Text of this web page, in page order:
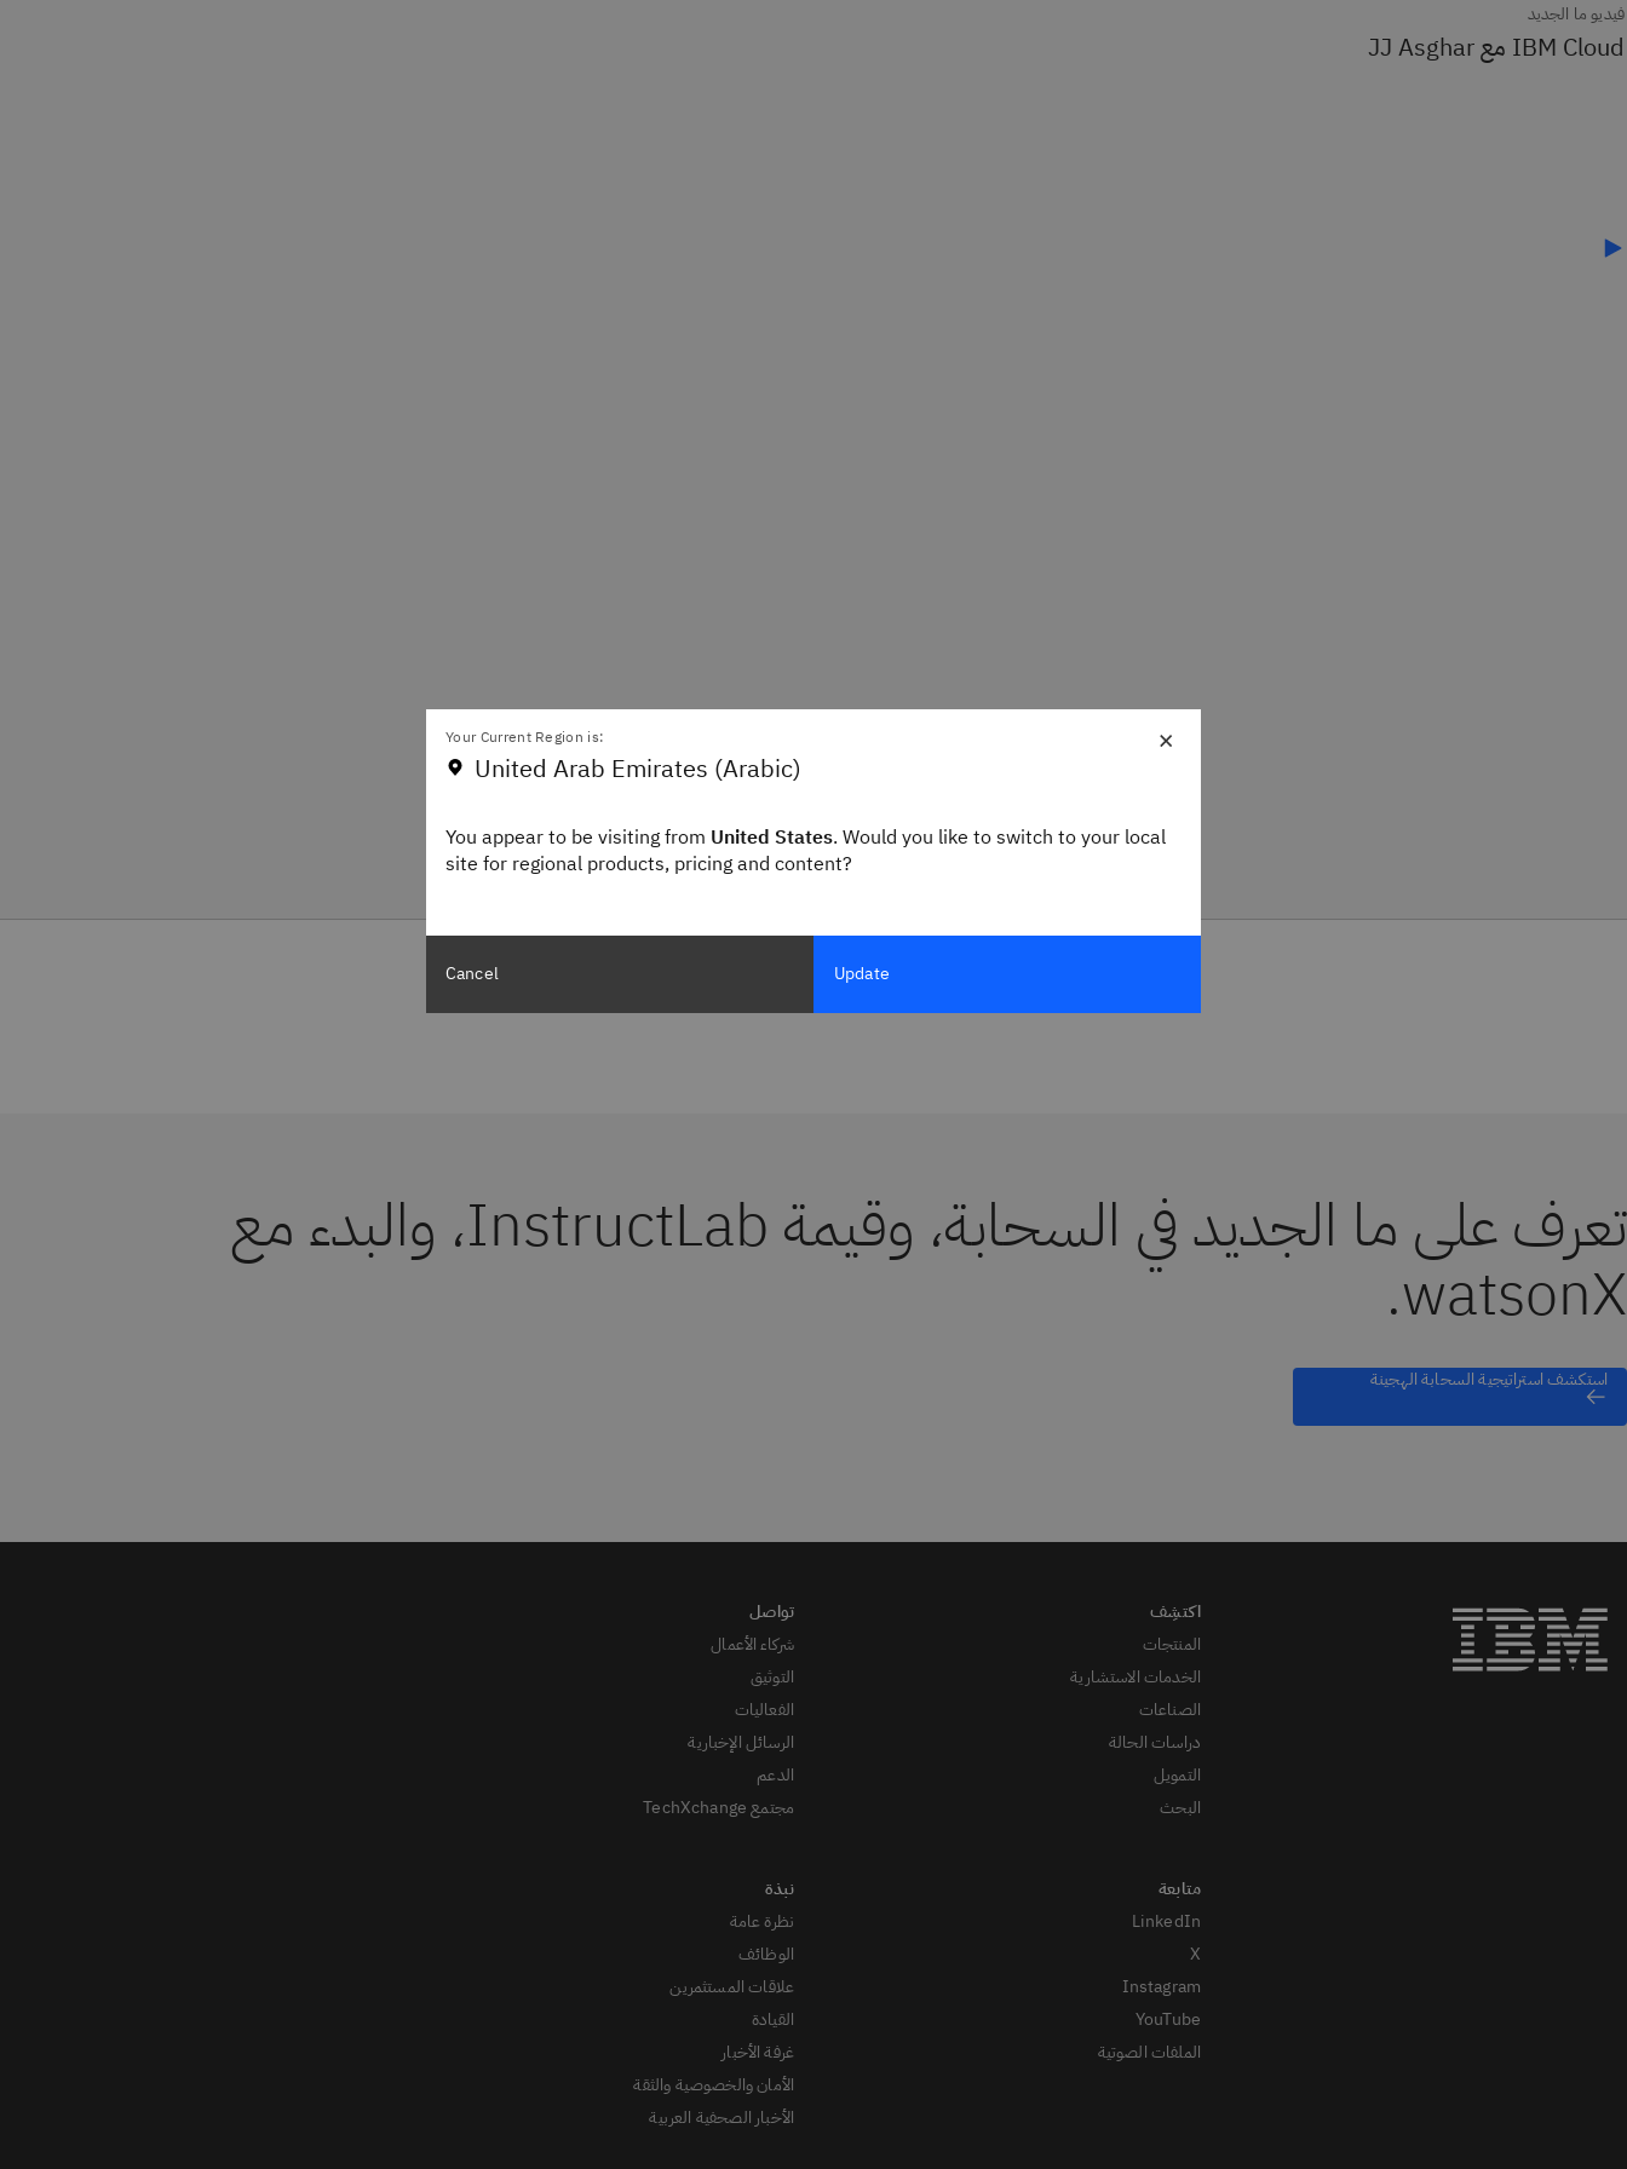
فيديو ما الجديد
تعرف على ما الجديد في السحابة، وقيمة InstructLab، والبدء مع
watsonX.
استكشف استراتيجية السحابة الهجينة
المنتجات
الخدمات الاستشارية
الصناعات
دراسات الحالة
التمويل
البحث
LinkedIn
X
Instagram
YouTube
الملفات الصوتية
شركاء الأعمال
التوثيق
الفعاليات
الرسائل الإخبارية
الدعم
مجتمع TechXchange
نظرة عامة
الوظائف
علاقات المستثمرين
القيادة
غرفة الأخبار
الأمان والخصوصية والثقة
الأخبار الصحفية العربية
×
Your Current Region is:
United Arab Emirates (Arabic)
You appear to be visiting from United States. Would you like to switch to your local
site for regional products, pricing and content?
Cancel Update